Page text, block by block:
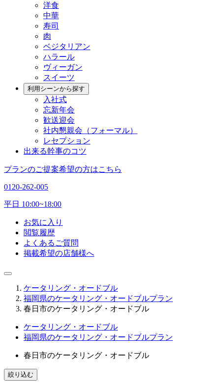
洋食
中華
寿司
肉
ベジタリアン
ハラール
ヴィーガン
スイーツ
利用シーンから探す
入社式
忘新年会
歓送迎会
社内懇親会（フォーマル）
レセプション
出来る幹事のコツ
プランのご提案希望の方はこちら
0120-262-005
平日 10:00~18:00
お気に入り
閲覧履歴
よくあるご質問
掲載希望の店舗様へ
ケータリング・オードブル
福岡県のケータリング・オードブルプラン
春日市のケータリング・オードブル
ケータリング・オードブル
福岡県のケータリング・オードブルプラン
春日市のケータリング・オードブル
絞り込む